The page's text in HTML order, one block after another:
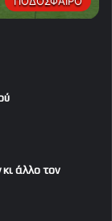
άλλο τον